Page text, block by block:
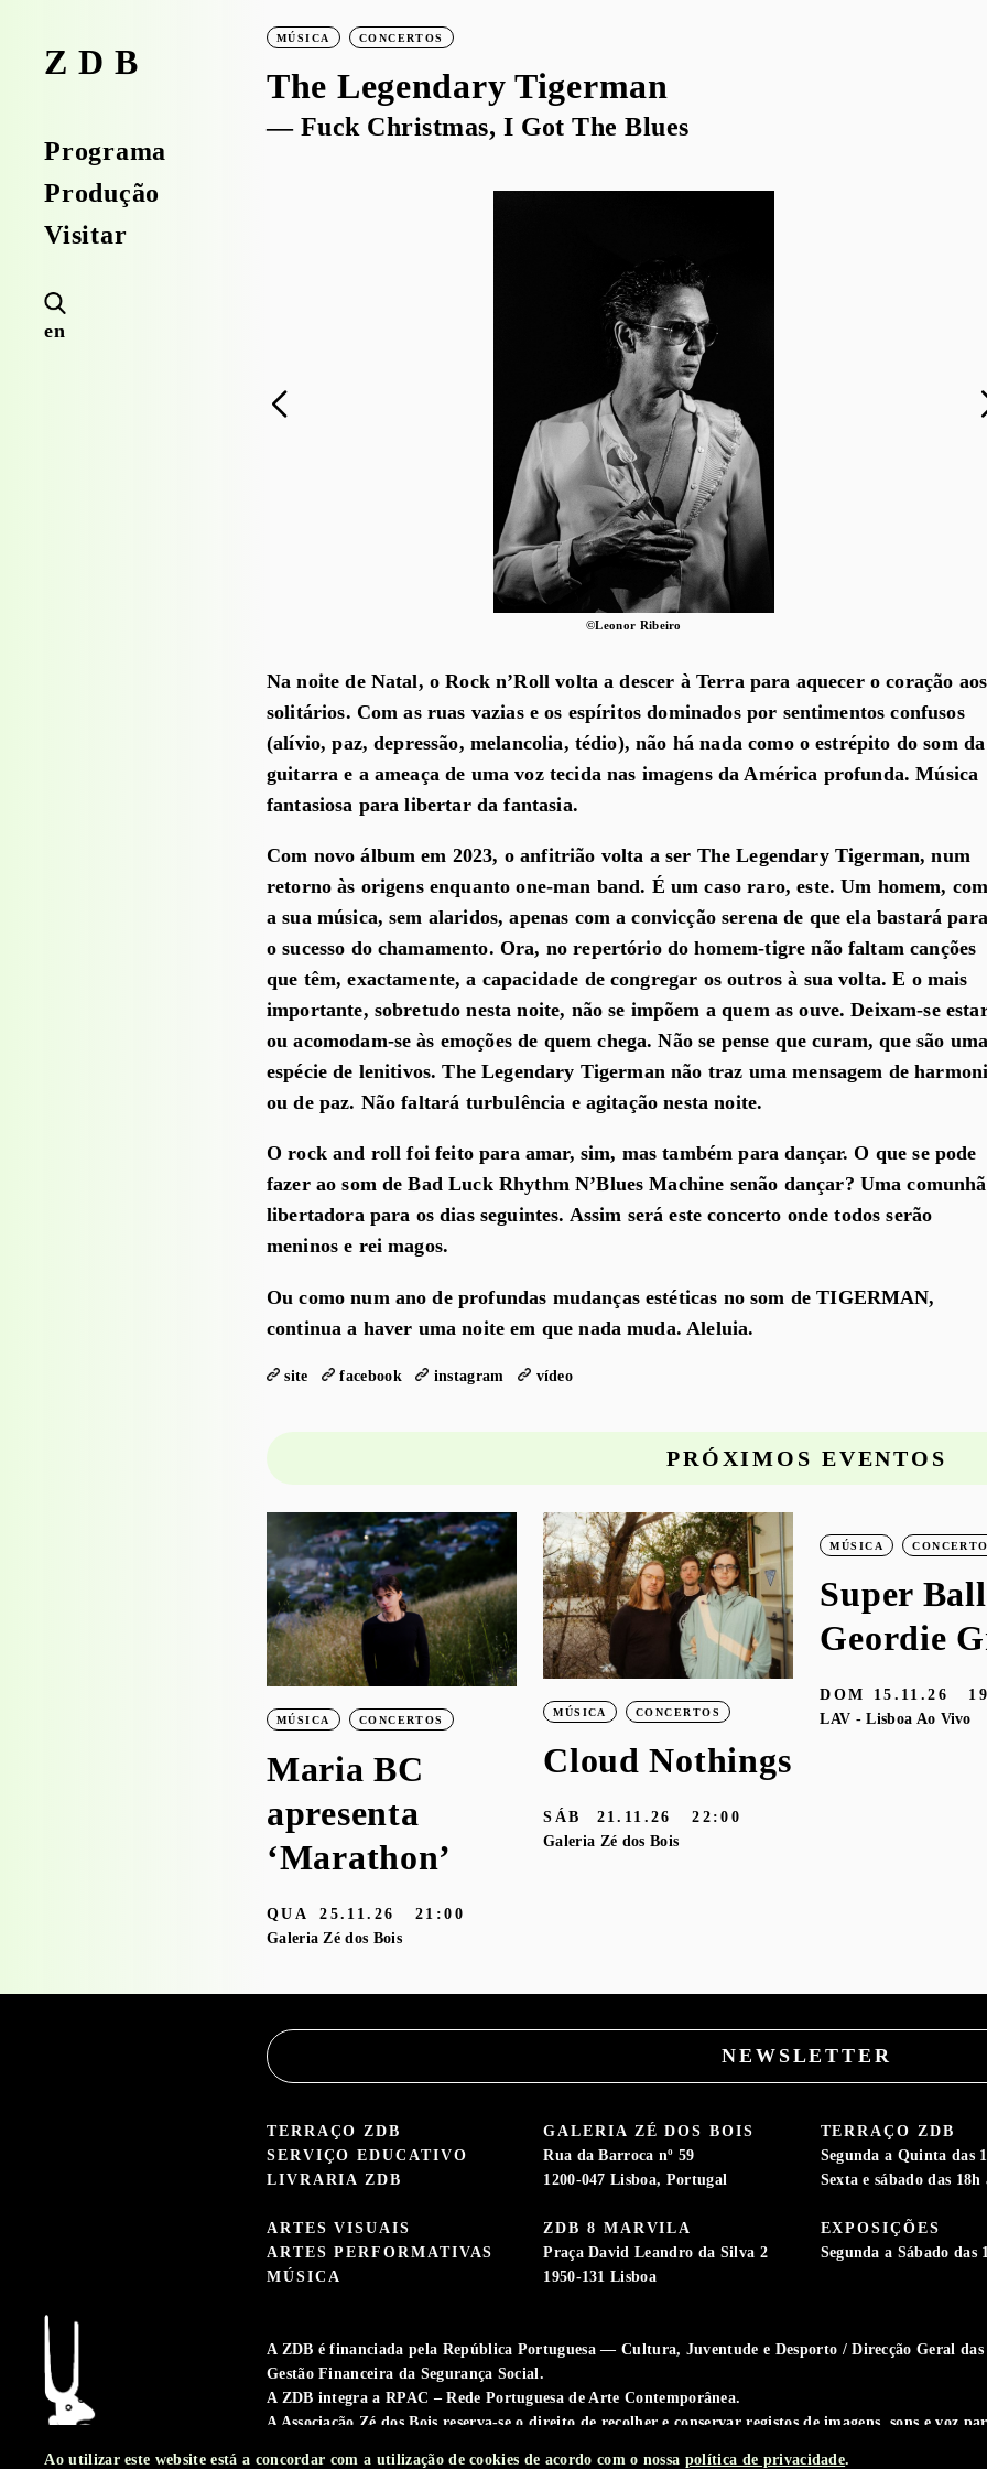
ZDB
Programa
Produção
Visitar
en
MÚSICA CONCERTOS
The Legendary Tigerman
— Fuck Christmas, I Got The Blues
©Leonor Ribeiro
Na noite de Natal, o Rock n’Roll volta a descer à Terra para aquecer o coração aos
solitários. Com as ruas vazias e os espíritos dominados por sentimentos confusos
(alívio, paz, depressão, melancolia, tédio), não há nada como o estrépito do som da
guitarra e a ameaça de uma voz tecida nas imagens da América profunda. Música
fantasiosa para libertar da fantasia.
Com novo álbum em 2023, o anfitrião volta a ser The Legendary Tigerman, num
retorno às origens enquanto one-man band. É um caso raro, este. Um homem, com
a sua música, sem alaridos, apenas com a convicção serena de que ela bastará para
o sucesso do chamamento. Ora, no repertório do homem-tigre não faltam canções
que têm, exactamente, a capacidade de congregar os outros à sua volta. E o mais
importante, sobretudo nesta noite, não se impõem a quem as ouve. Deixam-se
ou acomodam-se às emoções de quem chega. Não se pense que curam, que são uma
espécie de lenitivos. The Legendary Tigerman não traz uma mensagem de
ou de paz. Não faltará turbulência e agitação nesta noite.
O rock and roll foi feito para amar, sim, mas também para dançar. O que se pode
fazer ao som de Bad Luck Rhythm N’Blues Machine senão dançar? Uma
libertadora para os dias seguintes. Assim será este concerto onde todos serão
meninos e rei magos.
Ou como num ano de profundas mudanças estéticas no som de TIGERMAN,
continua a haver uma noite em que nada muda. Aleluia.
site facebook instagram vídeo
PRÓXIMOS EVENTOS
MÚSICA CONCERTOS
Maria BC
apresenta
‘Marathon’
QUA 25.11.26
21:00
Galeria Zé dos Bois
MÚSICA CONCERTOS
Cloud Nothings
SÁB 21.11.26
22:00
Galeria Zé dos Bois
MÚSICA
Super
Geordie
DOM 15.11.26
LAV - Lisboa Ao Vivo
NEWSLETTER
TERRAÇO ZDB
SERVIÇO EDUCATIVO
LIVRARIA ZDB
ARTES VISUAIS
ARTES PERFORMATIVAS
MÚSICA
GALERIA ZÉ DOS BOIS
Rua da Barroca nº 59
1200-047 Lisboa, Portugal
ZDB 8 MARVILA
Praça David Leandro da Silva 2
1950-131 Lisboa
TERRAÇO ZDB
Segunda a Quinta das
Sexta e sábado das 18h
EXPOSIÇÕES
Segunda a Sábado das
A ZDB é financiada pela República Portuguesa — Cultura, Juventude e Desporto / Direcção Geral
Gestão Financeira da Segurança Social.
A ZDB integra a RPAC – Rede Portuguesa de Arte Contemporânea.
A Associação Zé dos Bois reserva-se o direito de recolher e conservar registos de imagens, sons e voz
Ao utilizar este website está a concordar com a utilização de cookies de acordo com o nossa política de privacidade.